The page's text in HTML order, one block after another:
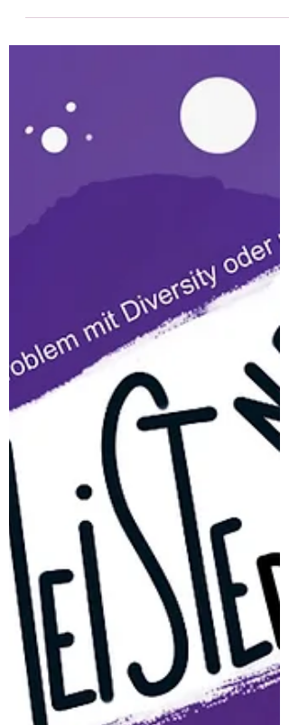
Bewegungen zu lesen, Spannungen zu
Als Trainerin für Selbstverteidigung und
Krav Maga arbeite ich mit schlechten
Gegebenheiten, die stressig, roh, direkt
und manchmal unbequem sind: der
Defense Hamburg begleite ich Kinder,
Jugendliche und Erwachsene –
Menschen aus ganz unterschiedlichen